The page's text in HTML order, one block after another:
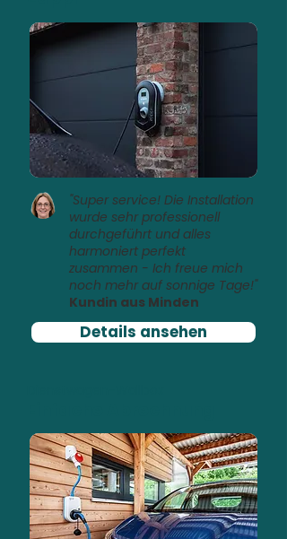
"Super service! Die Installation
wurde sehr professionell
durchgeführt und alles
harmoniert perfekt
zusammen - Ich freue mich
noch mehr auf sonnige Tage!"
Kundin aus Minden
Details ansehen